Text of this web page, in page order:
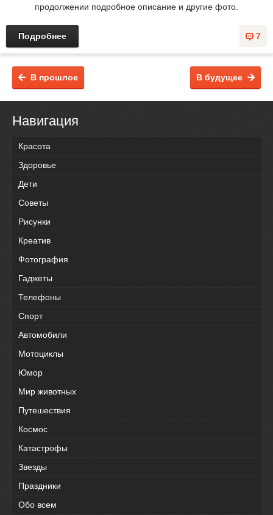
продолжении подробное описание и другие фото.
7
Подробнее
В будущее
В прошлое
Навигация
Красота
Здоровье
Дети
Советы
Рисунки
Креатив
Фотография
Гаджеты
Телефоны
Спорт
Автомобили
Мотоциклы
Юмор
Мир животных
Путешествия
Космос
Катастрофы
Звезды
Праздники
Обо всем